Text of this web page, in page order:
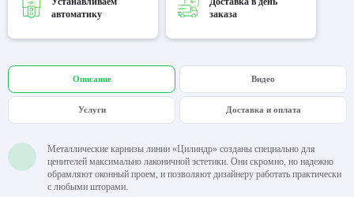
автоматику
заказа
Описание Видео
Услуги Доставка и оплата
Металлические карнизы линии «Цилиндр» созданы специально для
ценителей максимально лаконичной эстетики. Они скромно, но надежно
обрамляют оконный проем, и позволяют дизайнеру работать практически
с любыми шторами.